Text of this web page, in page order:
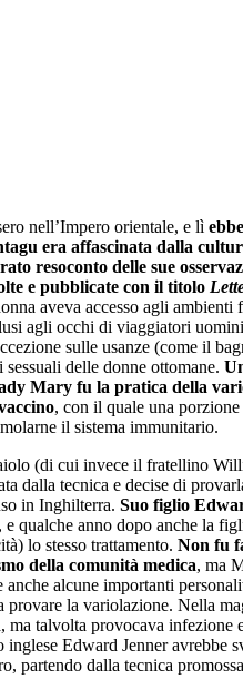
nell’Impero orientale, e lì
era affascinata dalla
resoconto delle sue
e pubblicate con il titolo
aveva accesso agli ambienti
agli occhi di viaggiatori
sulle usanze (come il
delle donne ottomane.
Mary fu la pratica della
, con il quale una
il sistema immunitario.
(di cui invece il fratellino
dalla tecnica e decise di
in Inghilterra. Suo figlio
, e qualche anno dopo anche la
lo stesso trattamento. Non fu
della comunità medica, ma
anche alcune importanti
provare la variolazione. Nella
ma talvolta provocava infezione
Edward Jenner avrebbe
partendo dalla tecnica